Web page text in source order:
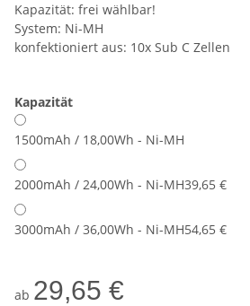
Kapazität: frei wählbar!
System: Ni-MH
konfektioniert aus: 10x Sub C Zellen
Kapazität
1500mAh / 18,00Wh - Ni-MH
2000mAh / 24,00Wh - Ni-MH39,65 €
3000mAh / 36,00Wh - Ni-MH54,65 €
ab 29,65 €